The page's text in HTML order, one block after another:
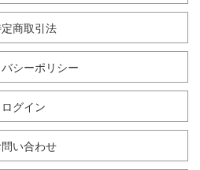
商取引法
シーポリシー
ログイン
問い合わせ